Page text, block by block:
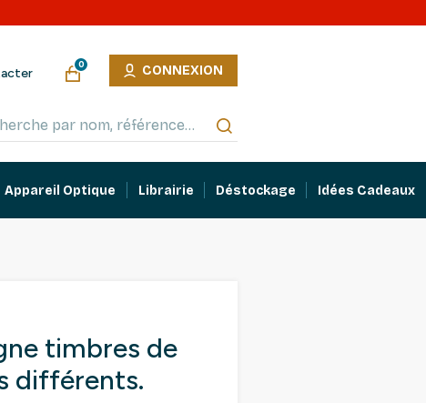
0 CONNEXION
Appareil Optique Librairie Déstockage Idées Cadeaux
timbres de
différents.